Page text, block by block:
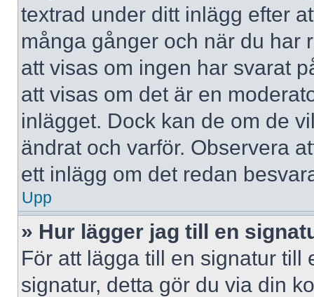
textrad under ditt inlägg efter
många gånger och när du har
att visas om ingen har svarat
att visas om det är en
inlägget. Dock kan de om de
ändrat och varför. Observera
ett inlägg om det redan
Upp
» Hur lägger jag till en
För att lägga till en signatur till
signatur, detta gör du via din